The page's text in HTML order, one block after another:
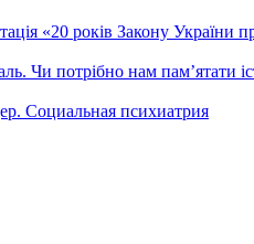
«20 років Закону України
Чи потрібно нам пам’ятати
Социальная психиатрия